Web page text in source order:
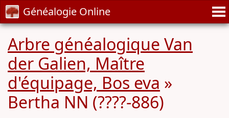
Généalogie Online
Arbre généalogique Van
der Galien, Maître
d'équipage, Bos eva »
Bertha NN (????-886)